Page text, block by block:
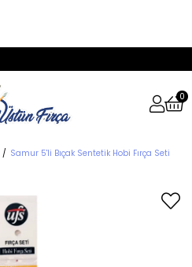
0
Samur 5'li Bıçak Sentetik Hobi Fırça Seti